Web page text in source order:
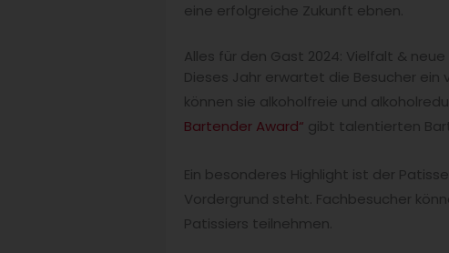
eine erfolgreiche Zukunft ebnen.
Alles für den Gast 2024: Vielfalt & neue
Dieses Jahr erwartet die Besucher
können sie alkoholfreie und
Bartender Award“ gibt talentierten
Ein besonderes Highlight ist der
Vordergrund steht. Fachbesucher
Patissiers teilnehmen.